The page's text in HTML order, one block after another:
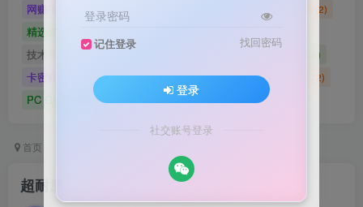
网赚项目 (4898) 网站源码 (2)
精选游戏大作合集
技术教程 技术教程 (5)
卡密账号 主题美化(0) Zibll美化(21) Switch游戏 (2872)
PC GAME (5219) I T 项 目 3A巨作
首页
超耐磨水笔网站主页开源html源码
登录密码
记住登录 找回密码
登录
社交账号登录